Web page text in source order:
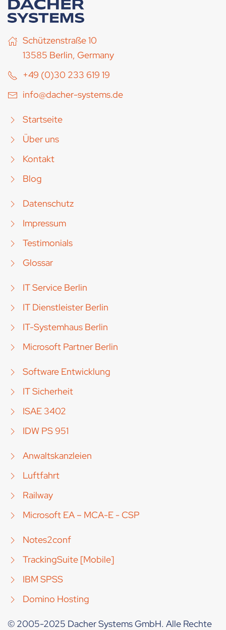
Schützenstraße 10
13585 Berlin, Germany
+49 (0)30 233 619 19
info@dacher-systems.de
Startseite
Über uns
Kontakt
Blog
Datenschutz
Impressum
Testimonials
Glossar
IT Service Berlin
IT Dienstleister Berlin
IT-Systemhaus Berlin
Microsoft Partner Berlin
Software Entwicklung
IT Sicherheit
ISAE 3402
IDW PS 951
Anwaltskanzleien
Luftfahrt
Railway
Microsoft EA – MCA-E - CSP
Notes2conf
TrackingSuite [Mobile]
IBM SPSS
Domino Hosting
© 2005-2025 Dacher Systems GmbH. Alle Rechte